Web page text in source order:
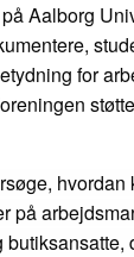
Aalborg
for
på